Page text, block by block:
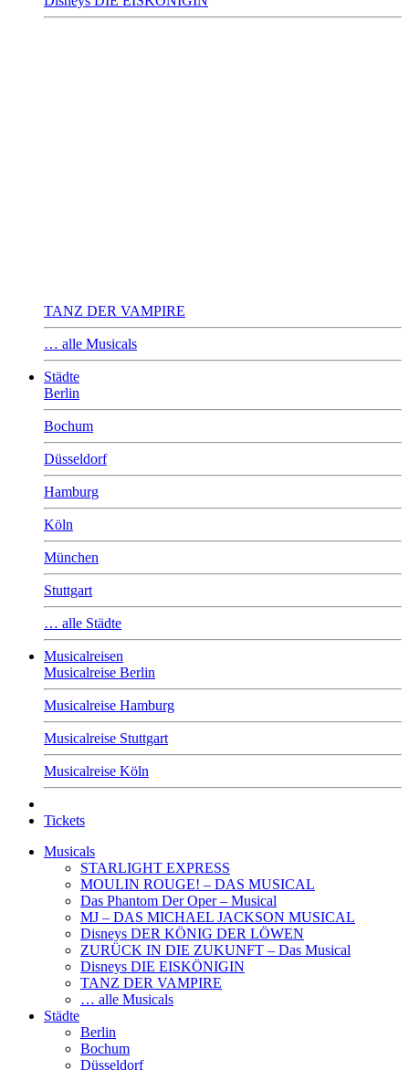
TANZ DER VAMPIRE
… alle Musicals
Städte
Berlin
Bochum
Düsseldorf
Hamburg
Köln
München
Stuttgart
… alle Städte
Musicalreisen
Musicalreise Berlin
Musicalreise Hamburg
Musicalreise Stuttgart
Musicalreise Köln
Tickets
Musicals
STARLIGHT EXPRESS
MOULIN ROUGE! – DAS MUSICAL
Das Phantom Der Oper – Musical
MJ – DAS MICHAEL JACKSON MUSICAL
Disneys DER KÖNIG DER LÖWEN
ZURÜCK IN DIE ZUKUNFT – Das Musical
Disneys DIE EISKÖNIGIN
TANZ DER VAMPIRE
… alle Musicals
Städte
Berlin
Bochum
Düsseldorf